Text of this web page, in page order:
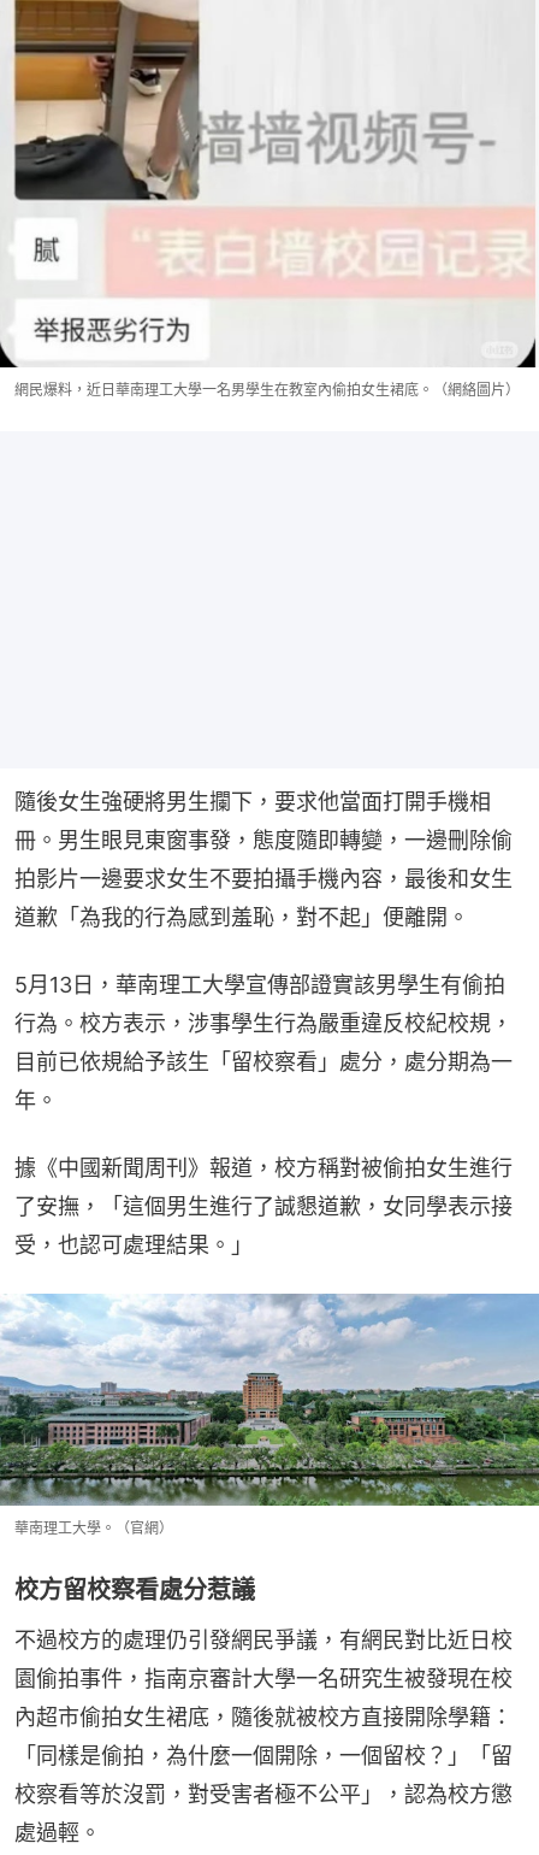
網民爆料，近日華南理工大學一名男學生在教室內偷拍女生裙底。（網絡圖片）
隨後女生強硬將男生攔下，要求他當面打開手機相
冊。男生眼見東窗事發，態度隨即轉變，一邊刪除偷
拍影片一邊要求女生不要拍攝手機內容，最後和女生
道歉「為我的行為感到羞恥，對不起」便離開。
5月13日，華南理工大學宣傳部證實該男學生有偷拍
行為。校方表示，涉事學生行為嚴重違反校紀校規，
目前已依規給予該生「留校察看」處分，處分期為一
年。
據《中國新聞周刊》報道，校方稱對被偷拍女生進行
了安撫，「這個男生進行了誠懇道歉，女同學表示接
受，也認可處理結果。」
華南理工大學。（官網）
校方留校察看處分惹議
不過校方的處理仍引發網民爭議，有網民對比近日校
園偷拍事件，指南京審計大學一名研究生被發現在校
內超市偷拍女生裙底，隨後就被校方直接開除學籍：
「同樣是偷拍，為什麼一個開除，一個留校？」「留
校察看等於沒罰，對受害者極不公平」，認為校方懲
處過輕。